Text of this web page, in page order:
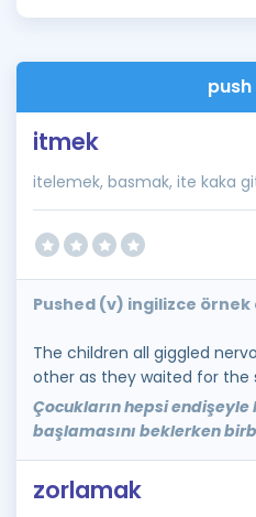
İngilizce Gramer
itmek
itelemek, basmak, ite kaka
Pushed (v) ingilizce örnek
The children all giggled
other as they waited for the
Çocukların hepsi endişeyle
başlamasını beklerken
zorlamak